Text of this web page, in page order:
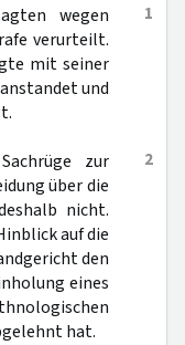
1
wegen
verurteilt.
mit seiner
und
2
zur
über die
nicht.
auf die
den
eines
hat.